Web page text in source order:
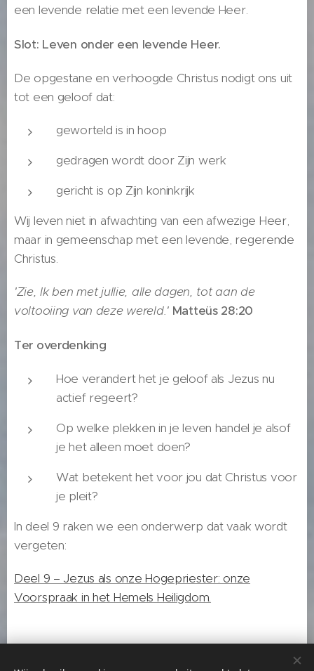
een levende relatie met een levende Heer.
Slot: Leven onder een levende Heer.
De opgestane en verhoogde Christus nodigt ons uit
tot een geloof dat:
geworteld is in hoop
gedragen wordt door Zijn werk
gericht is op Zijn koninkrijk
Wij leven niet in afwachting van een afwezige Heer,
maar in gemeenschap met een levende, regerende
Christus.
'Zie, Ik ben met jullie, alle dagen, tot aan de
voltooiing van deze wereld.' Matteüs 28:20
Ter overdenking
Hoe verandert het je geloof als Jezus nu
actief regeert?
Op welke plekken in je leven handel je alsof
je het alleen moet doen?
Wat betekent het voor jou dat Christus voor
je pleit?
In deel 9 raken we een onderwerp dat vaak wordt
vergeten:
Deel 9 – Jezus als onze Hogepriester: onze
Voorspraak in het Hemels Heiligdom.